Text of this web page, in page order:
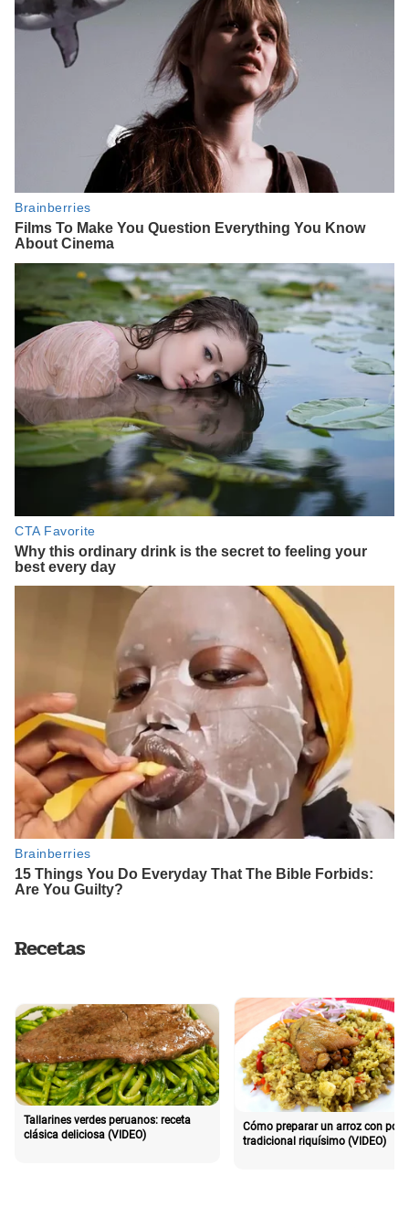
Recetas
Tallarines verdes peruanos: receta
clásica deliciosa (VIDEO)
Cómo preparar un arroz con pollo
tradicional riquísimo (VIDEO)